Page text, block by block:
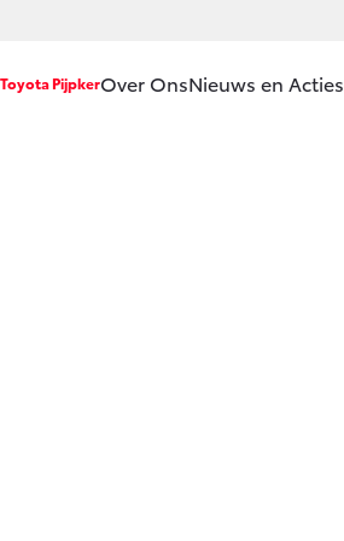
Toyota PijpkerOver OnsNieuws en Acties